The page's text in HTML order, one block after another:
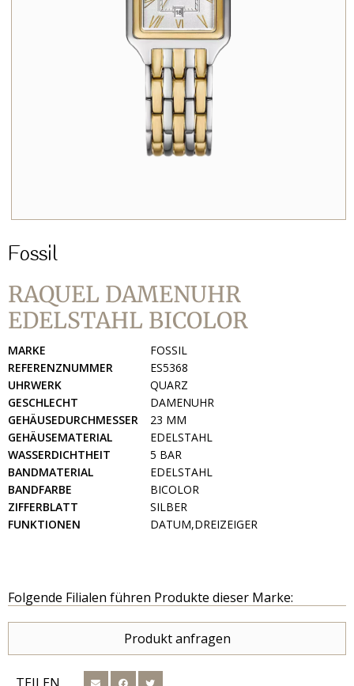
Fossil
RAQUEL DAMENUHR
EDELSTAHL BICOLOR
MARKE
FOSSIL
REFERENZNUMMER
ES5368
UHRWERK
QUARZ
GESCHLECHT
DAMENUHR
GEHÄUSEDURCHMESSER
23 MM
GEHÄUSEMATERIAL
EDELSTAHL
WASSERDICHTHEIT
5 BAR
BANDMATERIAL
EDELSTAHL
BANDFARBE
BICOLOR
ZIFFERBLATT
SILBER
FUNKTIONEN
DATUM,DREIZEIGER
Folgende Filialen führen Produkte dieser Marke:
Produkt anfragen